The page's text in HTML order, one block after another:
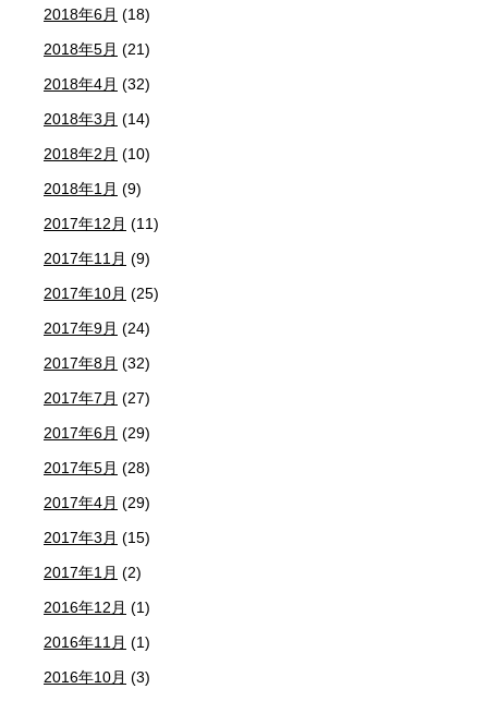
2018年6月 (18)
2018年5月 (21)
2018年4月 (32)
2018年3月 (14)
2018年2月 (10)
2018年1月 (9)
2017年12月 (11)
2017年11月 (9)
2017年10月 (25)
2017年9月 (24)
2017年8月 (32)
2017年7月 (27)
2017年6月 (29)
2017年5月 (28)
2017年4月 (29)
2017年3月 (15)
2017年1月 (2)
2016年12月 (1)
2016年11月 (1)
2016年10月 (3)